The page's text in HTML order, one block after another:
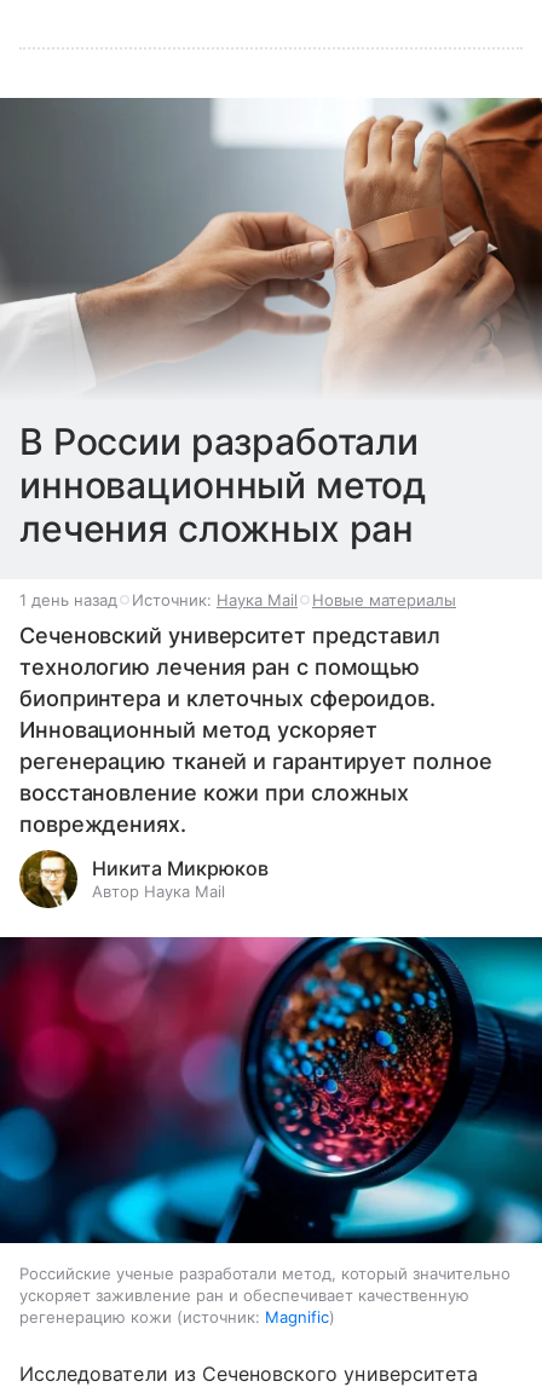
В России разработали
инновационный метод
лечения сложных ран
1 день назад Источник: Наука Mail Новые материалы
Сеченовский университет представил
технологию лечения ран с помощью
биопринтера и клеточных сфероидов.
Инновационный метод ускоряет
регенерацию тканей и гарантирует полное
восстановление кожи при сложных
повреждениях.
Никита Микрюков
Автор Наука Mail
Российские ученые разработали метод, который значительно
ускоряет заживление ран и обеспечивает качественную
регенерацию кожи
источник: Magnific
Исследователи из Сеченовского университета